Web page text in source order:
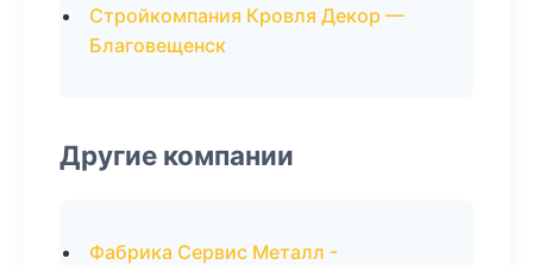
Стройкомпания Кровля Декор —
Благовещенск
Другие компании
Фабрика Сервис Металл -